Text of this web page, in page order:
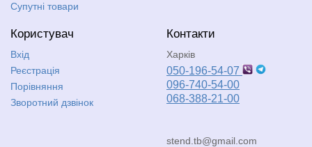
Супутні товари
Користувач
Вхід
Реєстрація
Порівняння
Зворотний дзвінок
Контакти
Харків
050-196-54-07
096-740-54-00
068-388-21-00
stend.tb@gmail.com